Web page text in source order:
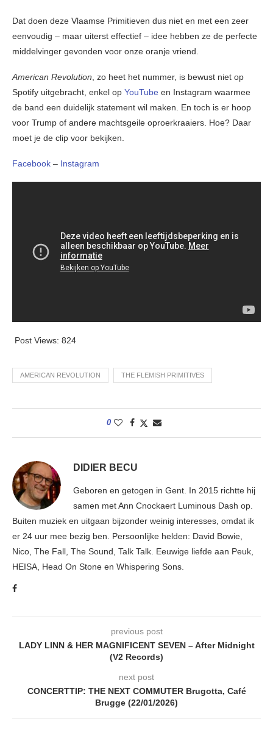
Dat doen deze Vlaamse Primitieven dus niet en met een zeer
eenvoudig – maar uiterst effectief – idee hebben ze de perfecte
middelvinger gevonden voor onze oranje vriend.
American Revolution , zo heet het nummer, is bewust niet op
Spotify uitgebracht, enkel op YouTube en Instagram waarmee
de band een duidelijk statement wil maken. En toch is er hoop
voor Trump of andere machtsgeile oproerkraaiers. Hoe? Daar
moet je de clip voor bekijken.
Facebook – Instagram
Post Views: 824
AMERICAN REVOLUTION THE FLEMISH PRIMITIVES
0
DIDIER BECU
Geboren en getogen in Gent. In 2015 richtte hij
samen met Ann Cnockaert Luminous Dash op.
Buiten muziek en uitgaan bijzonder weinig interesses, omdat ik
er 24 uur mee bezig ben. Persoonlijke helden: David Bowie,
Nico, The Fall, The Sound, Talk Talk. Eeuwige liefde aan Peuk,
HEISA, Head On Stone en Whispering Sons.
previous post
LADY LINN & HER MAGNIFICENT SEVEN – After Midnight
(V2 Records)
next post
CONCERTTIP: THE NEXT COMMUTER Brugotta, Café
Brugge (22/01/2026)